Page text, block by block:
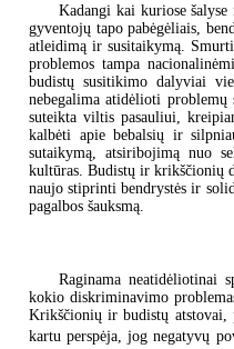
Kadangi kai kuriose
gyventojų tapo pabėgėliais,
atleidimą ir susitaikymą.
problemos tampa
budistų susitikimo dalyviai
nebegalima atidėlioti
suteikta viltis pasauliui,
kalbėti apie bebalsių ir
sutaikymą, atsiribojimą nuo
kultūras. Budistų ir krikščionių
naujo stiprinti bendrystės ir
pagalbos šauksmą.
Raginama neatidėliotinai
kokio diskriminavimo
Krikščionių ir budistų atstovai,
kartu perspėja, jog negatyvų